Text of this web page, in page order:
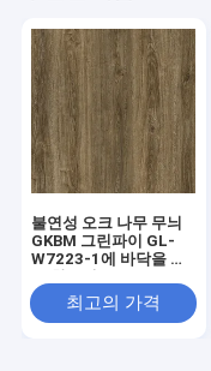
불연성 오크 나무 무늬
GKBM 그린파이 GL-
W7223-1에 바닥을 까
최고의 가격